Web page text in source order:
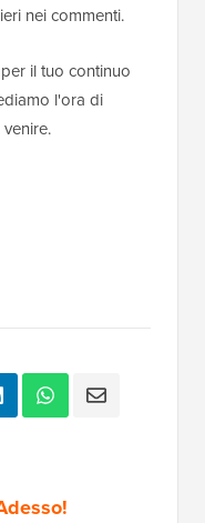
nei commenti.
il tuo continuo
l'ora di